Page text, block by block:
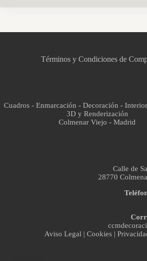
Términos y Condiciones de
Cuadros - Enmarcación - Decoración -
3D y Renderización
Colmenar Viejo - Madrid
Calle de
28770
Aviso Legal |Cookies |
Asistente virtual · En línea